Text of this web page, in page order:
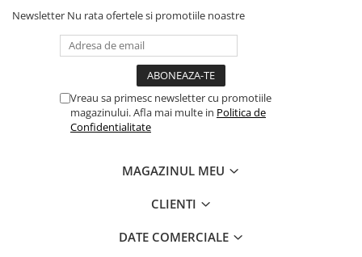
Newsletter Nu rata ofertele si promotiile noastre
Vreau sa primesc newsletter cu promotiile
magazinului. Afla mai multe in Politica de
Confidentialitate
MAGAZINUL MEU
CLIENTI
DATE COMERCIALE